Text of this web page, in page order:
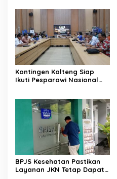
Kontingen Kalteng Siap
Ikuti Pesparawi Nasional
BPJS Kesehatan Pastikan
Layanan JKN Tetap Dapat